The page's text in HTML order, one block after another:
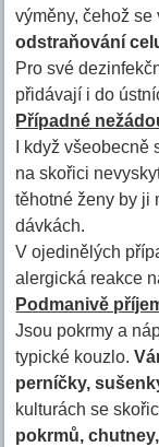
výměny, čehož
odstraňování
Pro své
přidávají i do
Případné
I když
na skořici
těhotné ženy by ji
dávkách.
V ojedinělých
alergická reakce
Podmanivě
Jsou pokrmy a
typické kouzlo.
perníčky,
kulturách se
pokrmů,